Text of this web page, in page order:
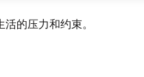
的压力和约束。